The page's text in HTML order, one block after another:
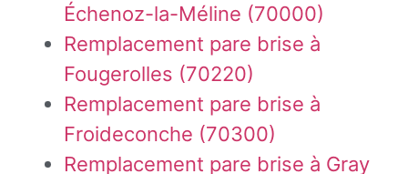
Échenoz-la-Méline (70000)
Remplacement pare brise à
Fougerolles (70220)
Remplacement pare brise à
Froideconche (70300)
Remplacement pare brise à Gray